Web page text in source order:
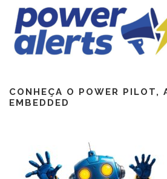
CONHEÇA O POWER PILOT,
EMBEDDED